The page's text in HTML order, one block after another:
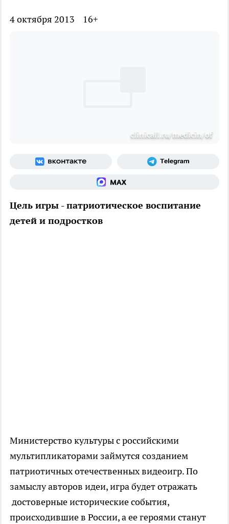
4 октября 2013 16+
clinicall.ru/medicin/of
Цель игры - патриотическое воспитание
детей и подростков
Министерство культуры с российскими
мультипликаторами займутся созданием
патриотичных отечественных видеоигр. По
замыслу авторов идеи, игра будет отражать
достоверные исторические события,
происходившие в России, а ее героями станут